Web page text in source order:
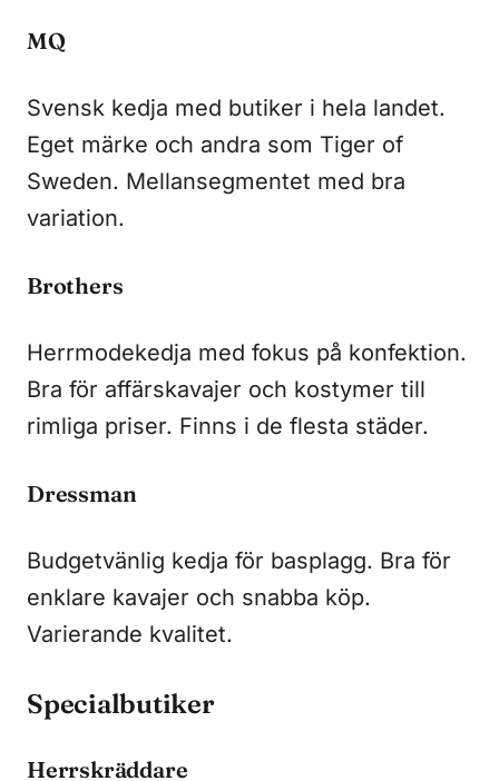
MQ
Svensk kedja med butiker i hela landet.
Eget märke och andra som Tiger of
Sweden. Mellansegmentet med bra
variation.
Brothers
Herrmodekedja med fokus på konfektion.
Bra för affärskavajer och kostymer till
rimliga priser. Finns i de flesta städer.
Dressman
Budgetvänlig kedja för basplagg. Bra för
enklare kavajer och snabba köp.
Varierande kvalitet.
Specialbutiker
Herrskräddare